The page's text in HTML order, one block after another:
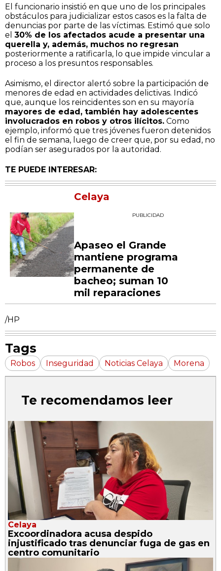
El funcionario insistió en que uno de los principales
obstáculos para judicializar estos casos es la falta de
denuncias por parte de las víctimas. Estimó que solo
el 30% de los afectados acude a presentar una
querella y, además, muchos no regresan
posteriormente a ratificarla, lo que impide vincular a
proceso a los presuntos responsables.
Asimismo, el director alertó sobre la participación de
menores de edad en actividades delictivas. Indicó
que, aunque los reincidentes son en su mayoría
mayores de edad, también hay adolescentes
involucrados en robos y otros ilícitos. Como
ejemplo, informó que tres jóvenes fueron detenidos
el fin de semana, luego de creer que, por su edad, no
podían ser asegurados por la autoridad.
TE PUEDE INTERESAR:
Celaya
PUBLICIDAD
Apaseo el Grande
mantiene programa
permanente de
bacheo; suman 10
mil reparaciones
/HP
Tags
Robos Inseguridad Noticias Celaya Morena
Te recomendamos leer
Celaya
Excoordinadora acusa despido
injustificado tras denunciar fuga de gas en
centro comunitario